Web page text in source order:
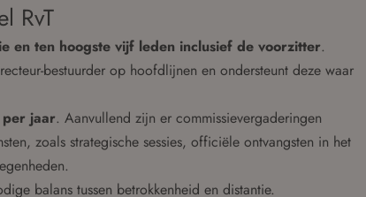
RvT
en ten hoogste vijf leden inclusief de voorzitter.
bestuurder op hoofdlijnen en ondersteunt deze waar
jaar. Aanvullend zijn er commissievergaderingen
zoals strategische sessies, officiële ontvangsten in het
balans tussen betrokkenheid en distantie.